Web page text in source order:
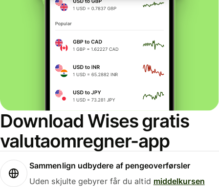
Download Wises gratis
valutaomregner-app
Sammenlign udbydere af pengeoverførsler
Uden skjulte gebyrer får du altid middelkursen